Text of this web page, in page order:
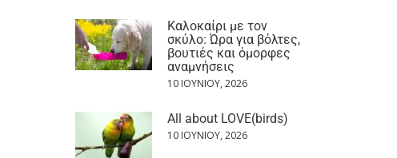
Καλοκαίρι με τον
σκύλο: Ώρα για βόλτες,
βουτιές και όμορφες
αναμνήσεις
10 ΙΟΥΝΊΟΥ, 2026
All about LOVE(birds)
10 ΙΟΥΝΊΟΥ, 2026